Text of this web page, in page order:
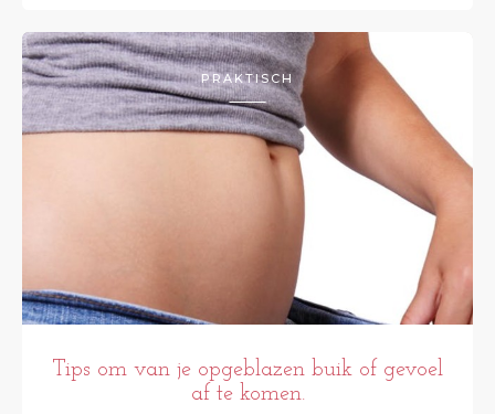
PRAKTISCH
Tips om van je opgeblazen buik of gevoel
af te komen.